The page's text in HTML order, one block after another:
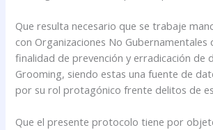
Que resulta necesario que se trabaje
con Organizaciones No Gubernamentales
finalidad de prevención y erradicación de
Grooming, siendo estas una fuente de
por su rol protagónico frente delitos de
Que el presente protocolo tiene por